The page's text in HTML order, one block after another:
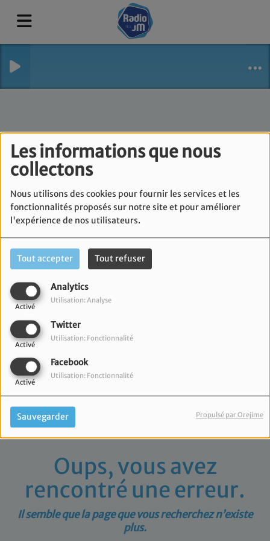
Les informations que nous
collectons
Nous utilisons des cookies pour fournir les services et les
fonctionnalités proposés sur notre site et pour améliorer
l'expérience de nos utilisateurs.
Tout accepter Tout refuser
Analytics
Activé
Utilisation: Analyse
Twitter
Activé
Utilisation: Fonctionnalité
Facebook
Activé
Utilisation: Fonctionnalité
Sauvegarder Propulsé par Orejime
Oups, vous avez
rencontré une erreur.
Il semble que la page que vous recherchez n’existe
plus.